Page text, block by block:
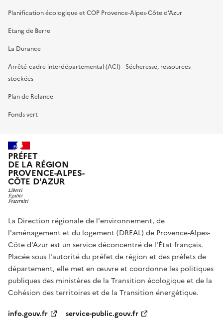
Planification écologique et COP Provence-Alpes-Côte d’Azur
Etang de Berre
La Durance
Arrêté-cadre interdépartemental (ACI) - Sécheresse, ressources
stockées
Plan de Relance
Fonds vert
PRÉFET
DE LA RÉGION
PROVENCE-ALPES-
CÔTE D'AZUR
La Direction régionale de l'environnement, de
l'aménagement et du logement (DREAL) de Provence-Alpes-
Côte d'Azur est un service déconcentré de l'État français.
Placée sous l'autorité du préfet de région et des préfets de
département, elle met en œuvre et coordonne les politiques
publiques des ministères de la Transition écologique et de la
Cohésion des territoires et de la Transition énergétique.
info.gouv.fr
service-public.gouv.fr